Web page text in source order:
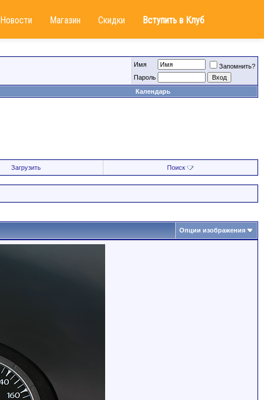
Новости Магазин Скидки Вступить в Клуб
Имя
Запомнить?
Пароль
Календарь
Загрузить Поиск
Опции изображения